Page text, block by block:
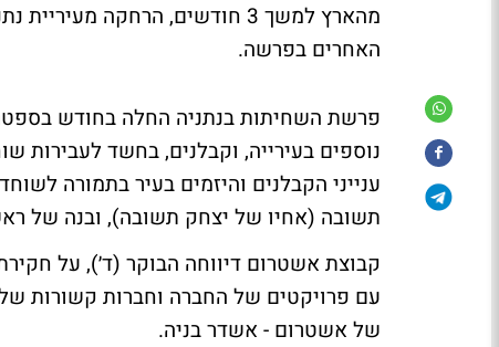
האחרים בפרשה.
פרשת השחיתות בנתניה החלה בחודש
נוספים בעירייה, וקבלנים, בחשד לעבירות
ענייני הקבלנים והיזמים בעיר בתמורה
תשובה (אחיו של יצחק תשובה), ובנה של
קבוצת אשטרום דיווחה הבוקר (ד׳), על
עם פרויקטים של החברה וחברות קשורות
של אשטרום - אשדר בניה.